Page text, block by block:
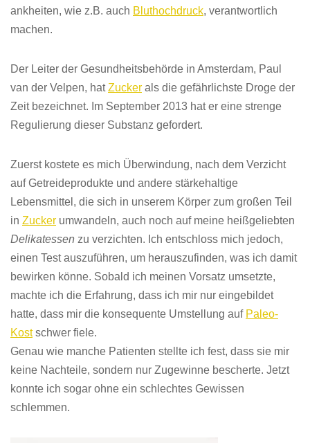
ankheiten, wie z.B. auch Bluthochdruck, verantwortlich
machen.
Der Leiter der Gesundheitsbehörde in Amsterdam, Paul
van der Velpen, hatZucker als die gefährlichste Droge der
Zeit bezeichnet. Im September 2013 hat er eine strenge
Regulierung dieser Substanz gefordert.
Zuerst kostete es mich Überwindung, nach dem Verzicht
auf Getreideprodukte und andere stärkehaltige
Lebensmittel, die sich in unserem Körper zum großen Teil
in Zucker umwandeln, auch noch auf meine heißgeliebten
Delikatessen zu verzichten. Ich entschloss mich jedoch,
einen Test auszuführen, um herauszufinden, was ich damit
bewirken könne. Sobald ich meinen Vorsatz umsetzte,
machte ich die Erfahrung, dass ich mir nur eingebildet
hatte, dass mir die konsequente Umstellung auf Paleo-
Kostschwer fiele.
Genau wie manche Patienten stellte ich fest, dass sie mir
keine Nachteile, sondern nur Zugewinne bescherte. Jetzt
konnte ich sogar ohne ein schlechtes Gewissen
schlemmen.